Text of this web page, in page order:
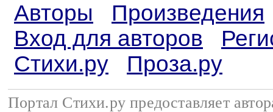
Авторы
Произведения
Вход для авторов
Стихи.ру
Проза.ру
Портал Стихи.ру предоставляет